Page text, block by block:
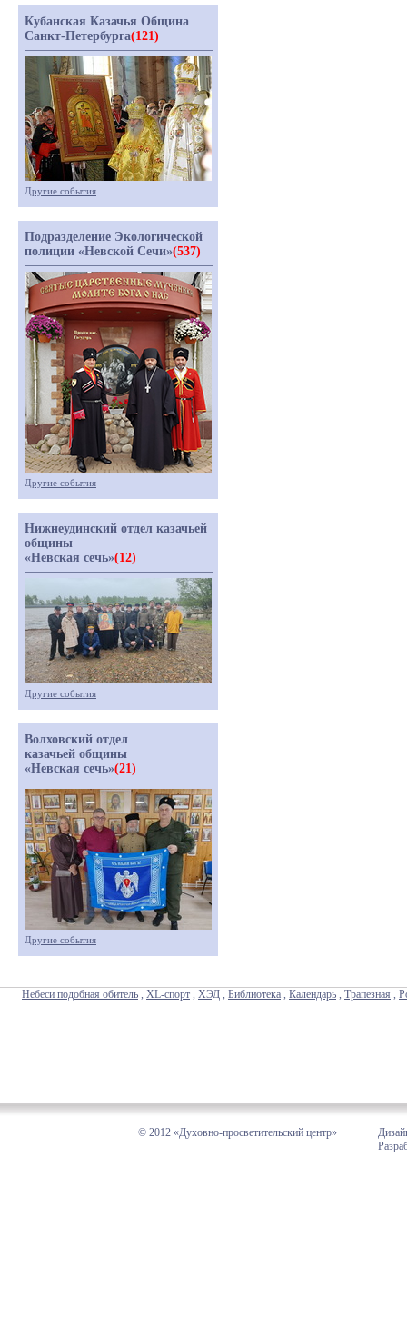
Кубанская Казачья Община
Санкт-Петербурга(121)
Другие события
Подразделение Экологической
полиции «Невской Сечи»(537)
Другие события
Нижнеудинский отдел казачьей
общины
«Невская сечь»(12)
Другие события
Волховский отдел
казачьей общины
«Невская сечь»(21)
Другие события
Небеси подобная обитель , XL-спорт , ХЭД , Библиотека , Календарь , Трапезная ,
© 2012 «Духовно-просветительский центр»